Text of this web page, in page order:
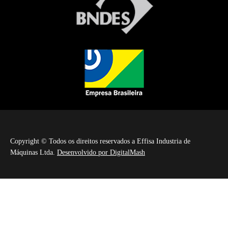
Copyright © Todos os direitos reservados a Effisa Industria de
Máquinas Ltda. Desenvolvido por DigitalMash